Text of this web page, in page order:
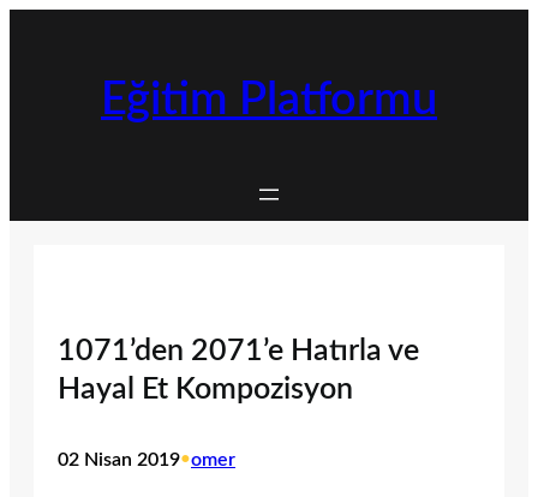
Eğitim Platformu
1071’den 2071’e Hatırla ve
Hayal Et Kompozisyon
02 Nisan 2019•omer